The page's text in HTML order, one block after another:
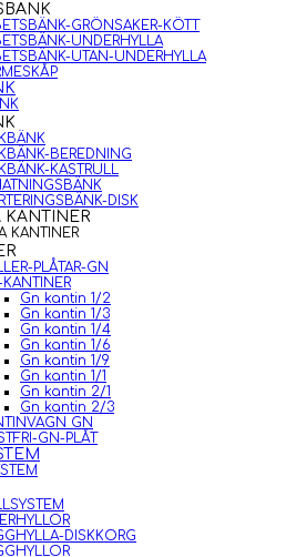
GRÖNSAKER-KÖTT
UNDERHYLLA
UTAN-UNDERHYLLA
BEREDNING
KASTRULL
DISK
KANTINER
PLÅTAR-GN
Gn kantin 1/2
Gn kantin 1/3
Gn kantin 1/4
Gn kantin 1/6
Gn kantin 1/9
Gn kantin 1/1
Gn kantin 2/1
Gn kantin 2/3
GN
GN-PLÅT
DISKKORG